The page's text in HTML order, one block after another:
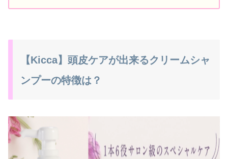
【Kicca】頭皮ケアが出来るクリームシャ
ンプーの特徴は？